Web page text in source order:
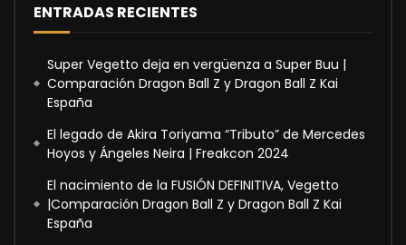
ENTRADAS RECIENTES
Super Vegetto deja en vergüenza a Super Buu |
Comparación Dragon Ball Z y Dragon Ball Z Kai
España
El legado de Akira Toriyama “Tributo” de Mercedes
Hoyos y Ángeles Neira | Freakcon 2024
El nacimiento de la FUSIÓN DEFINITIVA, Vegetto
|Comparación Dragon Ball Z y Dragon Ball Z Kai
España